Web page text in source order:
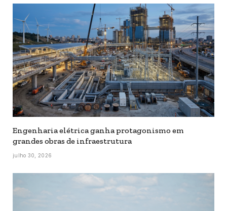
Engenharia elétrica ganha protagonismo em
grandes obras de infraestrutura
julho 30, 2026